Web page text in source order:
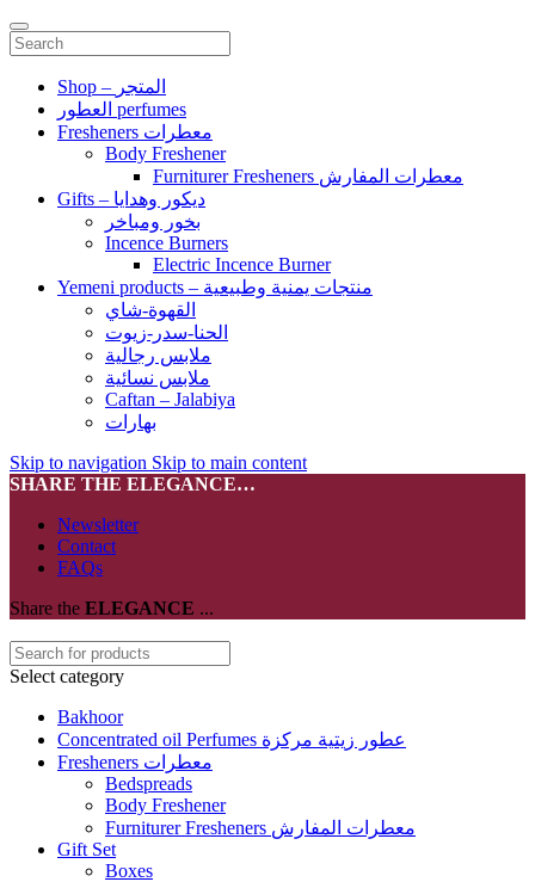
Shop – المتجر
العطور perfumes
Fresheners معطرات
Body Freshener
Furniturer Fresheners معطرات المفارش
Gifts – ديكور وهدايا
بخور ومباخر
Incence Burners
Electric Incence Burner
Yemeni products – منتجات يمنية وطبيعية
القهوة-شاي
الحنا-سدر-زيوت
ملابس رجالية
ملابس نسائية
Caftan – Jalabiya
بهارات
Skip to navigation Skip to main content
SHARE THE ELEGANCE…
Newsletter
Contact
FAQs
Share the ELEGANCE ...
Select category
Bakhoor
Concentrated oil Perfumes عطور زيتية مركزة
Fresheners معطرات
Bedspreads
Body Freshener
Furniturer Fresheners معطرات المفارش
Gift Set
Boxes